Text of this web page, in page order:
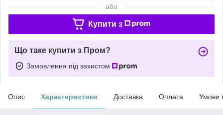
або
Купити з
Що таке купити з Пром?
Замовлення під захистом
Опис Характеристики Доставка Оплата Умови